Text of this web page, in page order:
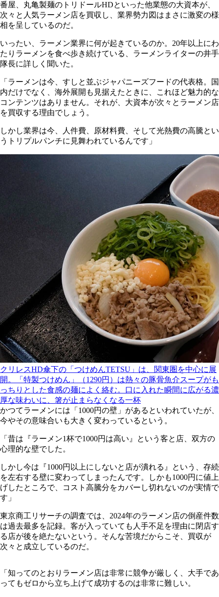
番屋、丸亀製麺のトリドールHDといった他業態の大資本が、
次々と人気ラーメン店を買収し、業界勢力図はまさに激変の様
相を呈しているのだ。
いったい、ラーメン業界に何が起きているのか。20年以上にわ
たりラーメンを食べ歩き続けている、ラーメンライターの井手
隊長に詳しく聞いた。
「ラーメンは今、すしと並ぶジャパニーズフードの代表格。国
内だけでなく、海外展開も見据えたときに、これほど魅力的な
コンテンツはありません。それが、大資本が次々とラーメン店
を買収する理由でしょう。
しかし業界は今、人件費、原材料費、そして光熱費の高騰とい
うトリプルパンチに見舞われているんです」
クリレスHD傘下の「つけめんTETSU」は、関東圏を中心に展
開。「特製つけめん」（1290円）は熱々の豚骨魚介スープがも
っちりとした食感の麺によく絡む。口に入れた瞬間に広がる濃
厚な味わいに、箸が止まらなくなる一杯
かつてラーメンには「1000円の壁」があるといわれていたが、
今やその意味合いも大きく変わっているという。
「昔は『ラーメン1杯で1000円は高い』という客と店、双方の
心理的な壁でした。
しかし今は『1000円以上にしないと店が潰れる』という、存続
を左右する壁に変わってしまったんです。しかも1000円に値上
げしたところで、コスト高騰分をカバーし切れないのが実情で
す」
東京商工リサーチの調査では、2024年のラーメン店の倒産件数
は過去最多を記録。客が入っていても人手不足を理由に閉店す
る店が後を絶たないという。そんな苦境だからこそ、買収が
次々と成立しているのだ。
「知ってのとおりラーメン店は非常に競争が厳しく、大手であ
ってもゼロから立ち上げて成功するのは非常に難しい。